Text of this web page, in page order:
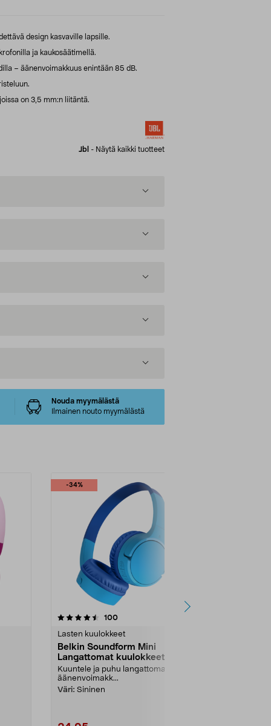
design kasvaville lapsille.
ja kaukosäätimellä.
– äänenvoimakkuus enintään 85 dB.
on 3,5 mm:n liitäntä.
Jbl - Näytä kaikki tuotteet
Nouda myymälästä
Ilmainen nouto myymälästä
-34%
100arvostelut
Lasten kuulokkeet
Belkin Soundform Mini
Langattomat kuulokkeet
lapsille, USB-C
Kuuntele ja puhu langattomasti –
äänenvoimakk...
Väri: Sininen
4.5 viidestä